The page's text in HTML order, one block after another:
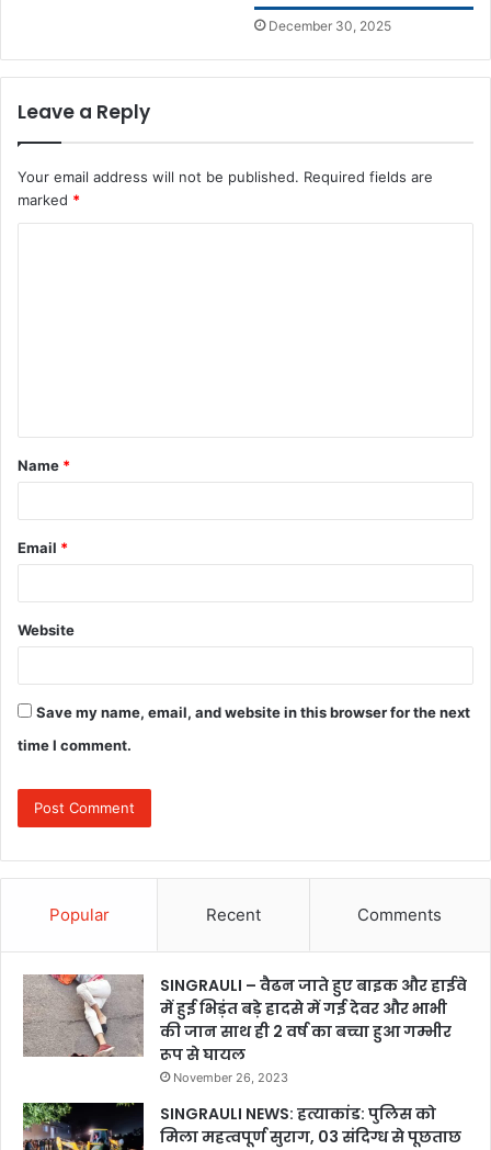
December 30, 2025
Leave a Reply
Your email address will not be published. Required fields are
marked *
t
*
Name *
Email *
Website
Save my name, email, and website in this browser for the next
time I comment.
Popular Recent Comments
SINGRAULI – वैढन जाते हुए बाइक और हाईवे
में हुई भिड़ंत बड़े हादसे में गई देवर और भाभी
की जान साथ ही 2 वर्ष का बच्चा हुआ गम्भीर
रूप से घायल
November 26, 2023
SINGRAULI NEWS: हत्याकांड: पुलिस को
मिला महत्वपूर्ण सुराग, 03 संदिग्ध से पूछताछ